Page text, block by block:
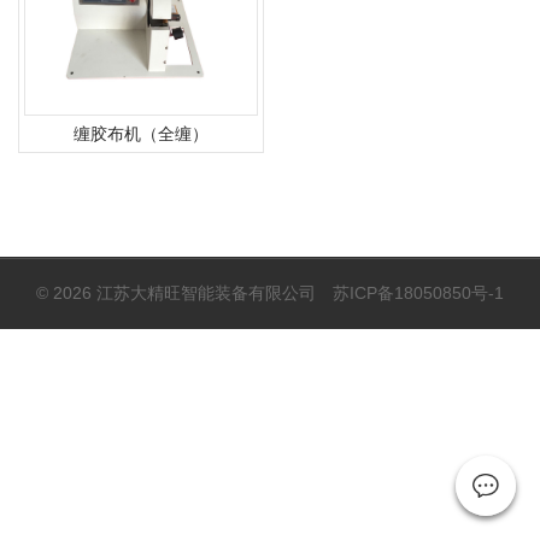
缠胶布机（全缠）
© 2026 江苏大精旺智能装备有限公司 苏ICP备18050850号-1